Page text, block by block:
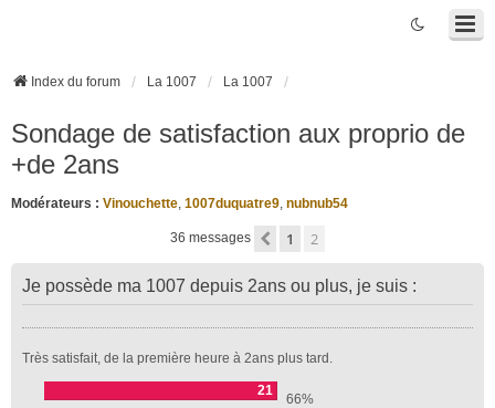
Index du forum La 1007 La 1007
Sondage de satisfaction aux proprio de
+de 2ans
Modérateurs : Vinouchette, 1007duquatre9, nubnub54
36 messages Précédente
1 2
Je possède ma 1007 depuis 2ans ou plus, je suis :
Très satisfait, de la première heure à 2ans plus tard.
21
66%